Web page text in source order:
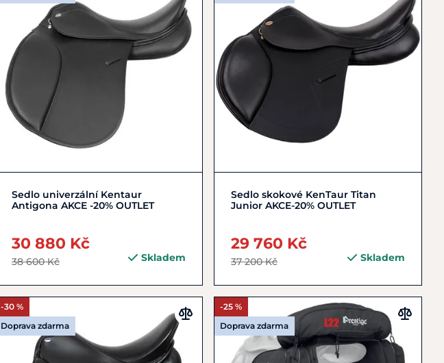
17" 17,5"
Sedlo univerzální Kentaur
Antigona AKCE -20% OUTLET
30 880 Kč
38 600 Kč Skladem
Zobrazit detail
Sedlo skokové KenTaur Titan
Junior AKCE-20% OUTLET
29 760 Kč
37 200 Kč Skladem
-30 %
Doprava zdarma
-25 %
Doprava zdarma